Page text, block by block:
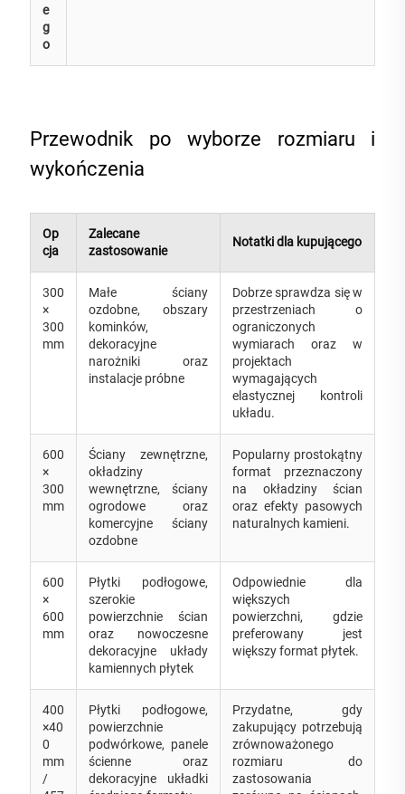
e
g
o
Przewodnik po wyborze rozmiaru i
wykończenia
Op
cja
Zalecane
zastosowanie
Notatki dla kupującego
300
×
300
mm
Małe ściany
ozdobne, obszary
kominków,
dekoracyjne
narożniki oraz
instalacje próbne
Dobrze sprawdza się w
przestrzeniach o
ograniczonych
wymiarach oraz w
projektach
wymagających
elastycznej kontroli
układu.
600
×
300
mm
Ściany zewnętrzne,
okładziny
wewnętrzne, ściany
ogrodowe oraz
komercyjne ściany
ozdobne
Popularny prostokątny
format przeznaczony
na okładziny ścian
oraz efekty pasowych
naturalnych kamieni.
600
×
600
mm
Płytki podłogowe,
szerokie
powierzchnie ścian
oraz nowoczesne
dekoracyjne układy
kamiennych płytek
Odpowiednie dla
większych
powierzchni, gdzie
preferowany jest
większy format płytek.
400
×40
0
mm
/
Płytki podłogowe,
powierzchnie
podwórkowe, panele
ścienne oraz
dekoracyjne układki
Przydatne, gdy
zakupujący potrzebują
zrównoważonego
rozmiaru do
zastosowania